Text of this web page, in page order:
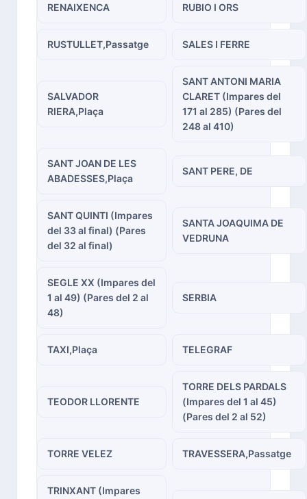
RENAIXENCA RUBIO I ORS
RUSTULLET,Passatge SALES I FERRE
SALVADOR
RIERA,Plaça
SANT ANTONI MARIA
CLARET (Impares del
171 al 285) (Pares del
248 al 410)
SANT JOAN DE LES
ABADESSES,Plaça
SANT PERE, DE
SANT QUINTI (Impares
del 33 al final) (Pares
del 32 al final)
SANTA JOAQUIMA DE
VEDRUNA
SEGLE XX (Impares del
1 al 49) (Pares del 2 al
48)
SERBIA
TAXI,Plaça TELEGRAF
TEODOR LLORENTE
TORRE DELS PARDALS
(Impares del 1 al 45)
(Pares del 2 al 52)
TORRE VELEZ TRAVESSERA,Passatge
TRINXANT (Impares